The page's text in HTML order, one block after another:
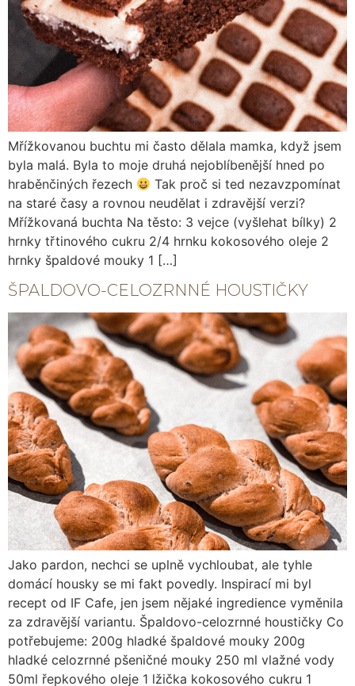
Mřížkovanou buchtu mi často dělala mamka, když jsem
byla malá. Byla to moje druhá nejoblíbenější hned po
hraběnčiných řezech
Tak proč si ted nezavzpomínat
na staré časy a rovnou neudělat i zdravější verzi?
Mřížkovaná buchta Na těsto: 3 vejce (vyšlehat bílky) 2
hrnky třtinového cukru 2/4 hrnku kokosového oleje 2
hrnky špaldové mouky 1 […]
ŠPALDOVO-CELOZRNNÉ HOUSTIČKY
Jako pardon, nechci se uplně vychloubat, ale tyhle
domácí housky se mi fakt povedly. Inspirací mi byl
recept od IF Cafe, jen jsem nějaké ingredience vyměnila
za zdravější variantu. Špaldovo-celozrnné houstičky Co
potřebujeme: 200g hladké špaldové mouky 200g
hladké celozrnné pšeničné mouky 250 ml vlažné vody
50ml řepkového oleje 1 lžička kokosového cukru 1